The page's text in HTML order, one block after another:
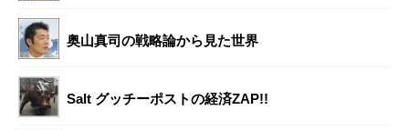
奥山真司の戦略論から見た世界
Salt グッチーポストの経済ZAP!!